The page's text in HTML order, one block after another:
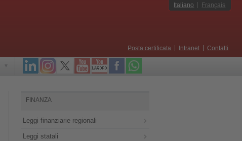
Italiano Français
Posta certificata Intranet Contatti
FINANZA
Leggi finanziarie regionali
Leggi statali